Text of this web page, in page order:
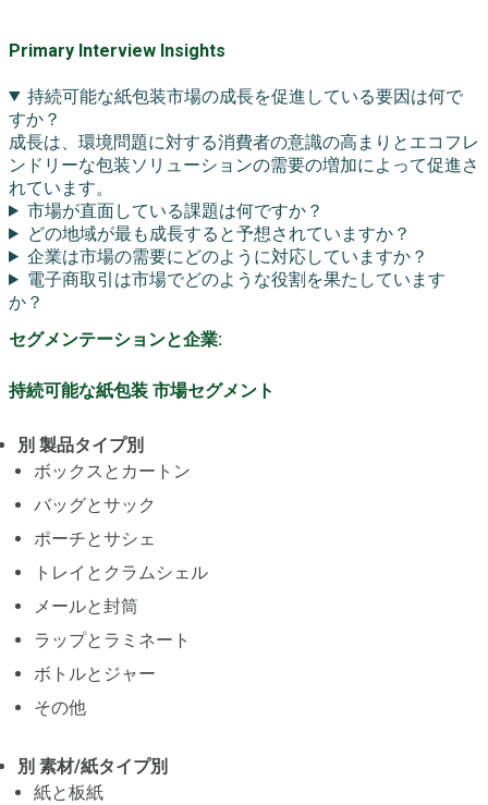
Primary Interview Insights
持続可能な紙包装市場の成長を促進している要因は何で
すか？
成長は、環境問題に対する消費者の意識の高まりとエコフレ
ンドリーな包装ソリューションの需要の増加によって促進さ
れています。
市場が直面している課題は何ですか？
どの地域が最も成長すると予想されていますか？
企業は市場の需要にどのように対応していますか？
電子商取引は市場でどのような役割を果たしています
か？
セグメンテーションと企業:
持続可能な紙包装 市場セグメント
別 製品タイプ別
ボックスとカートン
バッグとサック
ポーチとサシェ
トレイとクラムシェル
メールと封筒
ラップとラミネート
ボトルとジャー
その他
別 素材/紙タイプ別
紙と板紙